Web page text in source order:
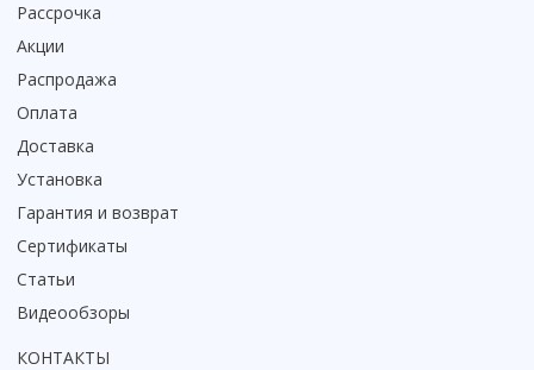
Рассрочка
Акции
Распродажа
Оплата
Доставка
Установка
Гарантия и возврат
Сертификаты
Статьи
Видеообзоры
КОНТАКТЫ